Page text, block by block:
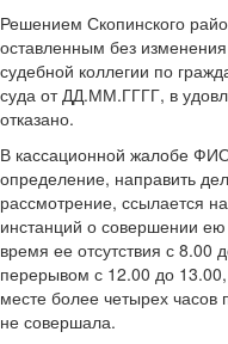
Решением Скопинского
оставленным без
судебной коллегии по
суда от ДД.ММ.ГГГГ, в
отказано.
В кассационной жалобе
определение, направить
рассмотрение, ссылается
инстанций о совершении
время ее отсутствия с
перерывом с 12.00 до 13.00,
месте более четырех часов
не совершала.